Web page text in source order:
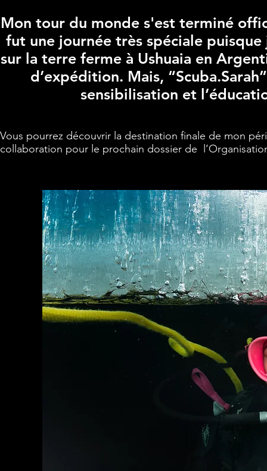
Mon tour du monde s'est terminé
fut une journée très spéciale puisque
sur la terre ferme à Ushuaia en
d’expédition. Mais,
sensibilisation et
Vous pourrez découvrir la destination finale de mon
collaboration pour le prochain dossier de